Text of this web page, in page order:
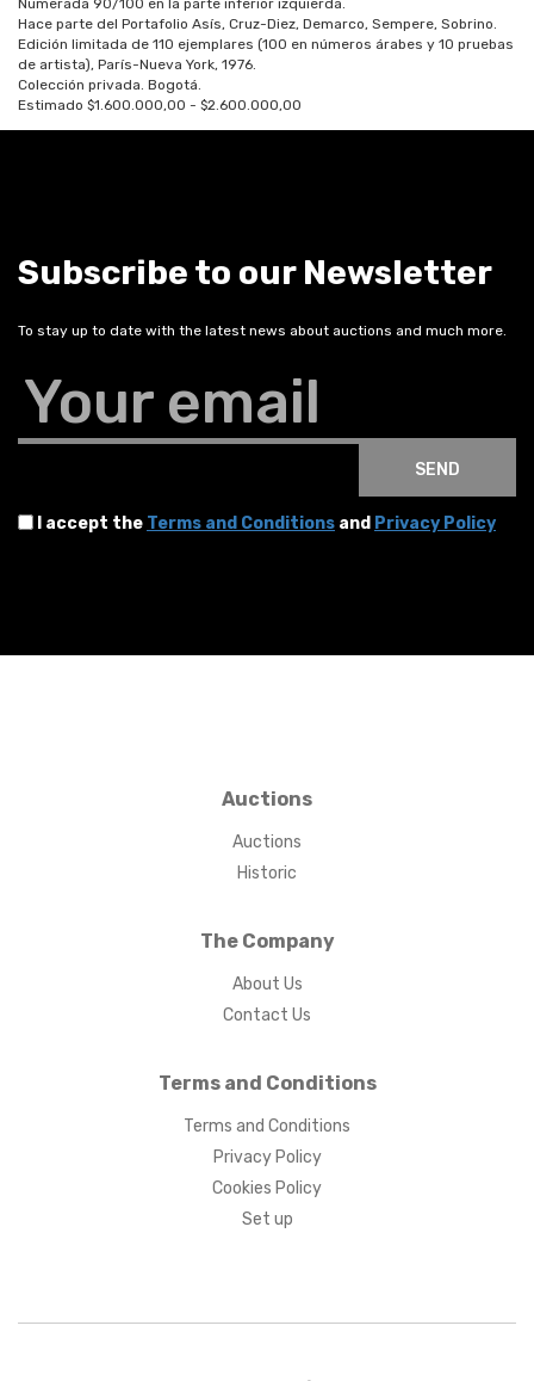
Numerada 90/100 en la parte inferior izquierda.
Hace parte del Portafolio Asís, Cruz-Diez, Demarco, Sempere, Sobrino.
Edición limitada de 110 ejemplares (100 en números árabes y 10 pruebas
de artista), París-Nueva York, 1976.
Colección privada. Bogotá.
Estimado $1.600.000,00 - $2.600.000,00
Subscribe to our Newsletter
To stay up to date with the latest news about auctions and much more.
Your email
SEND
I accept the Terms and Conditions and Privacy Policy
Auctions
Auctions
Historic
The Company
About Us
Contact Us
Terms and Conditions
Terms and Conditions
Privacy Policy
Cookies Policy
Set up